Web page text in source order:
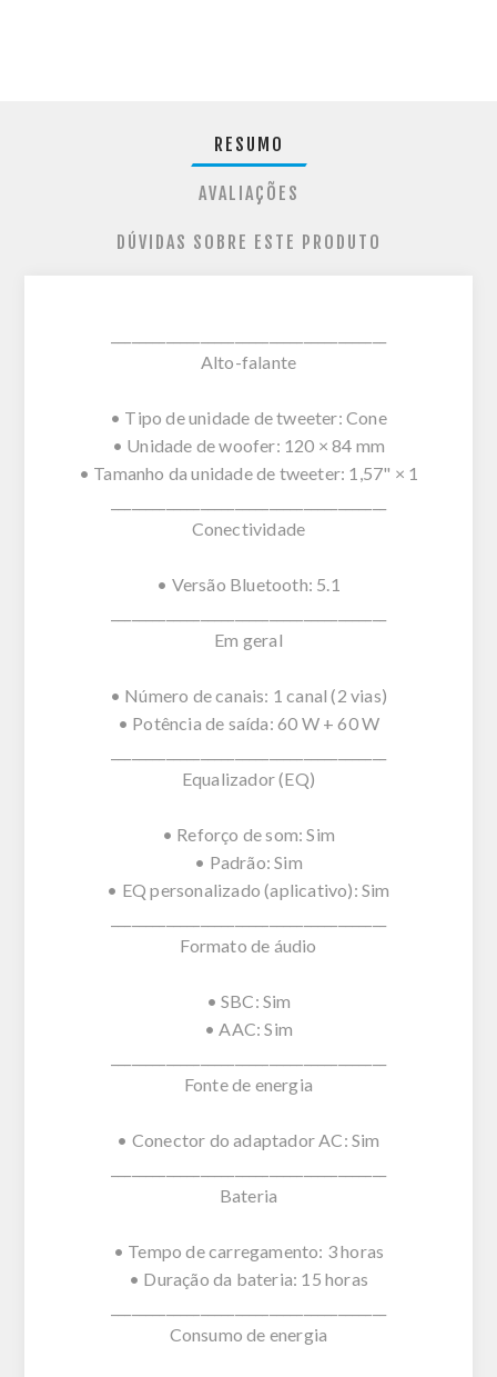
RESUMO
AVALIAÇÕES
DÚVIDAS SOBRE ESTE PRODUTO
Alto-falante
• Tipo de unidade de tweeter: Cone
• Unidade de woofer: 120 × 84 mm
• Tamanho da unidade de tweeter: 1,57" × 1
Conectividade
• Versão Bluetooth: 5.1
Em geral
• Número de canais: 1 canal (2 vias)
• Potência de saída: 60 W + 60 W
Equalizador (EQ)
• Reforço de som: Sim
• Padrão: Sim
• EQ personalizado (aplicativo): Sim
Formato de áudio
• SBC: Sim
• AAC: Sim
Fonte de energia
• Conector do adaptador AC: Sim
Bateria
• Tempo de carregamento: 3 horas
• Duração da bateria: 15 horas
Consumo de energia